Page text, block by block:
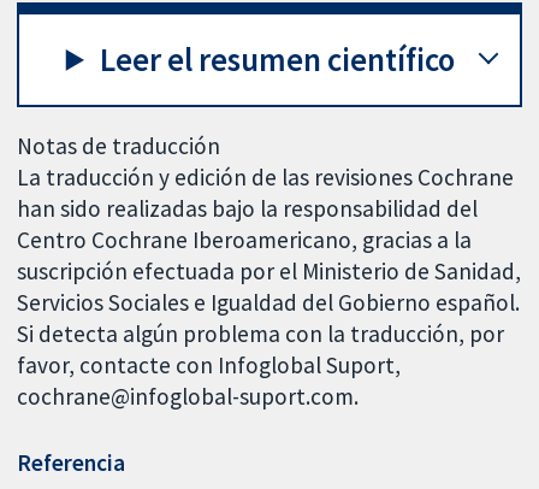
Leer el resumen científico
Notas de traducción
La traducción y edición de las revisiones Cochrane
han sido realizadas bajo la responsabilidad del
Centro Cochrane Iberoamericano, gracias a la
suscripción efectuada por el Ministerio de Sanidad,
Servicios Sociales e Igualdad del Gobierno español.
Si detecta algún problema con la traducción, por
favor, contacte con Infoglobal Suport,
cochrane@infoglobal-suport.com.
Referencia